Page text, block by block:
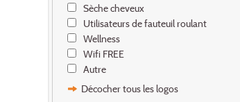
Sèche cheveux
Utilisateurs de fauteuil roulant
Wellness
Wifi FREE
Autre
Décocher tous les logos